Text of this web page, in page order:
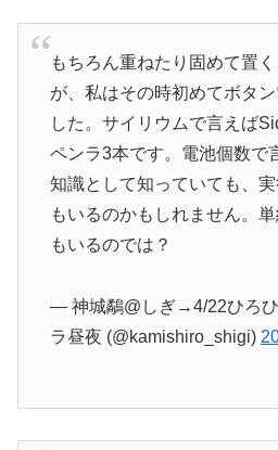
もちろん重ねたり固めて置
が、私はその時初めてボタ
した。サイリウムで言えば
ペンラ3本です。電池個数で
知識として知っていても、
もいるのかもしれません。
もいるのでは？
— 神城鷸@しぎ→4/22ひろ
ラ昼夜 (@kamishiro_shigi)